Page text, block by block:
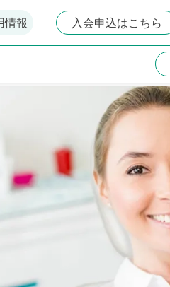
情報 入会申込はこちら